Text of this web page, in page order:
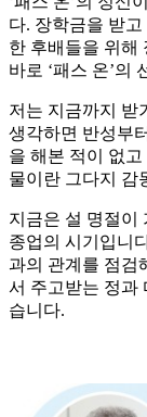
다. 장학금을 받
한 후배들을 위해
바로 ‘패스 온’의
저는 지금까지 받
생각하면 반성부
을 해본 적이 없
물이란 그다지 감
지금은 설 명절이
종업의 시기입니
과의 관계를 점검
서 주고받는 정과
습니다.